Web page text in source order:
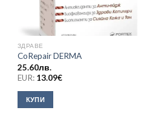
ЗДРАВЕ
CoRepair DERMA
25.60лв.
EUR: 13.09€
КУПИ